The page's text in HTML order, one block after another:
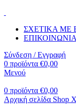
ΣΧΕΤΙΚΑ ΜΕ
ΕΠΙΚΟΙΝΩΝΙΑ
Σύνδεση / Εγγραφή
0 προϊόντα €0,00
Μενού
0 προϊόντα €0,00
Αρχική σελίδα Shop